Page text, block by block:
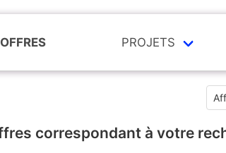
PROJETS
correspondant à votre